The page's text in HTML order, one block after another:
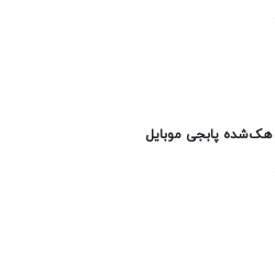
هک‌شده پابجی موبایل